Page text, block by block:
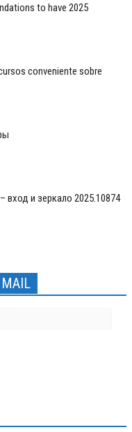
to have 2025
conveniente sobre
вход и зеркало 2025.10874
MAIL